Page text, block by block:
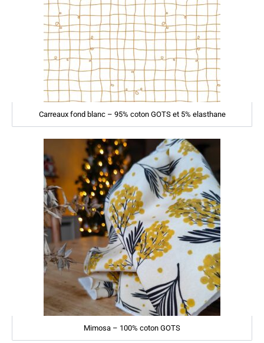
Carreaux fond blanc – 95% coton GOTS et 5% elasthane
Mimosa – 100% coton GOTS